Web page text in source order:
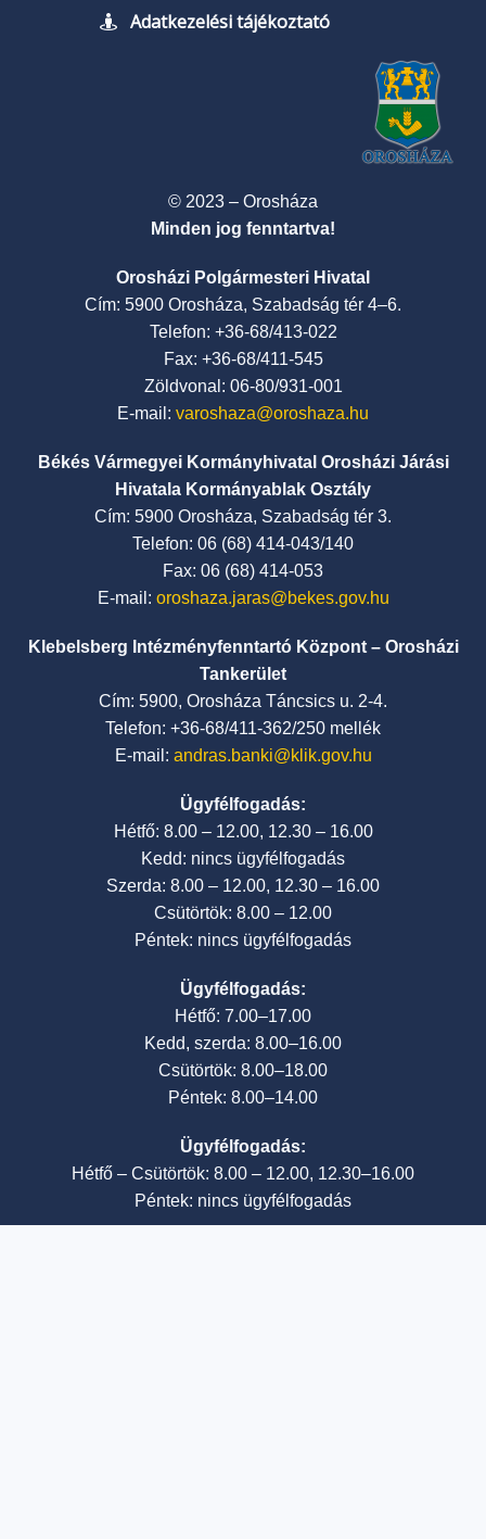
Adatkezelési tájékoztató
© 2023 – Orosháza
Minden jog fenntartva!
Orosházi Polgármesteri Hivatal
Cím: 5900 Orosháza, Szabadság tér 4–6.
Telefon: +36-68/413-022
Fax: +36-68/411-545
Zöldvonal: 06-80/931-001
E-mail: varoshaza@oroshaza.hu
Békés Vármegyei Kormányhivatal Orosházi Járási
Hivatala Kormányablak Osztály
Cím: 5900 Orosháza, Szabadság tér 3.
Telefon: 06 (68) 414-043/140
Fax: 06 (68) 414-053
E-mail: oroshaza.jaras@bekes.gov.hu
Klebelsberg Intézményfenntartó Központ – Orosházi
Tankerület
Cím: 5900, Orosháza Táncsics u. 2-4.
Telefon: +36-68/411-362/250 mellék
E-mail: andras.banki@klik.gov.hu
Ügyfélfogadás:
Hétfő: 8.00 – 12.00, 12.30 – 16.00
Kedd: nincs ügyfélfogadás
Szerda: 8.00 – 12.00, 12.30 – 16.00
Csütörtök: 8.00 – 12.00
Péntek: nincs ügyfélfogadás
Ügyfélfogadás:
Hétfő: 7.00–17.00
Kedd, szerda: 8.00–16.00
Csütörtök: 8.00–18.00
Péntek: 8.00–14.00
Ügyfélfogadás:
Hétfő – Csütörtök: 8.00 – 12.00, 12.30–16.00
Péntek: nincs ügyfélfogadás